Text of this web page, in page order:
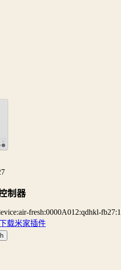
制器
fresh:0000A012:qdhkl-fb27:1
载米家插件